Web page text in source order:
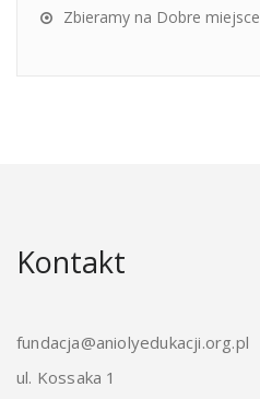
Zbieramy na Dobre miejsce
Kontakt
fundacja@aniolyedukacji.org.pl
ul. Kossaka 1